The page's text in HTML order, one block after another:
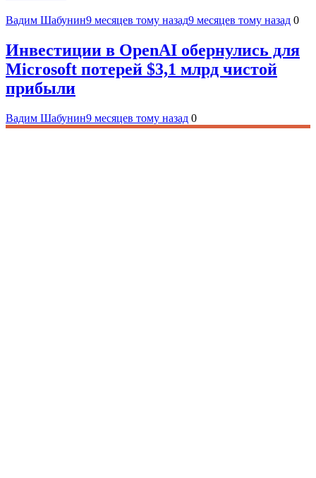
Вадим Шабунин9 месяцев тому назад9 месяцев тому назад 0
Инвестиции в OpenAI обернулись для
Microsoft потерей $3,1 млрд чистой
прибыли
Вадим Шабунин9 месяцев тому назад 0